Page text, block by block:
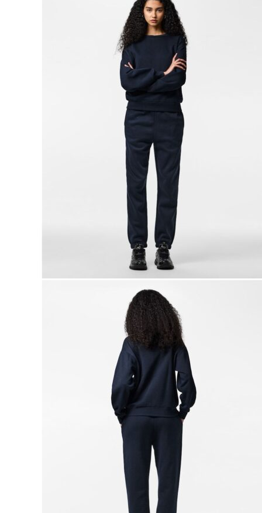
Naisten puserot
Jakut ja liivit
Naisten neuletakit
Naisten neulepuserot
Naisten mekot ja hameet
Leggingsit ja collegehousut
Naisten housut
Naisten farkut
Caprit ja shortsit
Vyöt ja korut
Naisten päähineet, huivit ja käsineet
Naisten yöasut ja alusvaatteet
Naisten alusvaatteet
Sukat ja sukkahousut
Naisten yöasut
Naisten aamutakit ja kylpytakit
Naisten kevät-ja syystakit
Naisten nahkatakit
Lasten paidat
Lasten kauluspaidat
Lasten trikoopaidat
Lasten colleget ja hupparit
Lasten neuleet
Lasten mekot ja hameet
Mekot ja hameet
Lasten puvut,bleiserit,liivit
Lasten housut
Lasten trikoo-ja collegehousut
Lasten farkut
Lasten shortsit
Lasten juhlahousut
Yöasut ja kylpytakit
Lasten yöpaidat
Lasten pyjamat